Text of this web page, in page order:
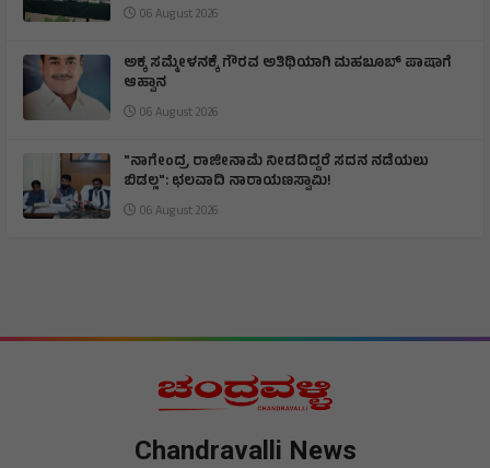
06 August 2026
ಅಕ್ಕ ಸಮ್ಮೇಳನಕ್ಕೆ ಗೌರವ ಅತಿಥಿಯಾಗಿ ಮಹಬೂಬ್ ಪಾಷಾಗೆ
ಆಹ್ವಾನ
06 August 2026
"ನಾಗೇಂದ್ರ ರಾಜೀನಾಮೆ ನೀಡದಿದ್ದರೆ ಸದನ ನಡೆಯಲು
ಬಿಡಲ್ಲ": ಛಲವಾದಿ ನಾರಾಯಣಸ್ವಾಮಿ!
06 August 2026
Chandravalli News